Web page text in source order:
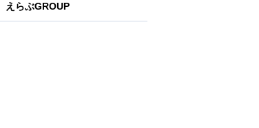
えらぶGROUP